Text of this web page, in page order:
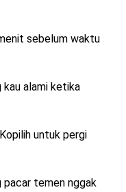
sebelum waktu
kau alami ketika
untuk pergi
pacar temen nggak